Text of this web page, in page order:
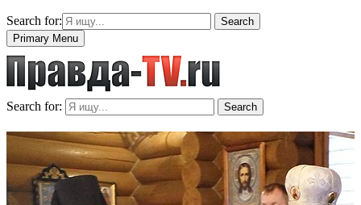
Search for:
Search
Primary Menu
Search for: Search